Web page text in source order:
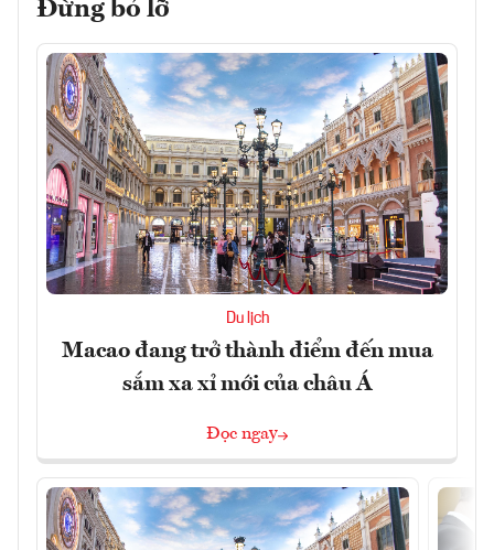
Đừng bỏ lỡ
Du lịch
Macao đang trở thành điểm đến mua
sắm xa xỉ mới của châu Á
Đọc ngay